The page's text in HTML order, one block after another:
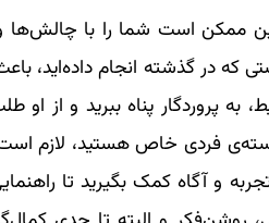
این ممکن است شما را با
که در گذشته انجام داده‌اید،
پروردگار پناه ببرید و از او
فردی خاص هستید، لازم
و آگاه کمک بگیرید تا